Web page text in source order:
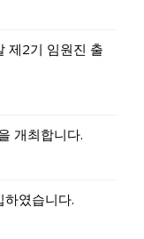
제2기 임원진 출
개최합니다.
였습니다.